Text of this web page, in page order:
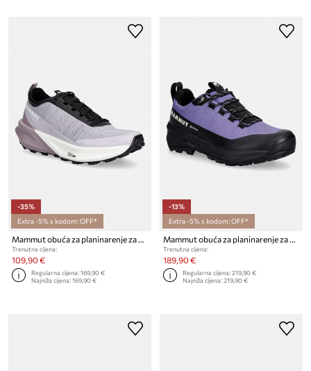
-35%
Extra -5% s kodom: OFF*
Mammut obuća za planinarenje za žene Aenergy Trail All Mountain Low
Trenutna cijena:
109,90 €
Regularna cijena:169,90 €
Najniža cijena:169,90 €
-13%
Extra -5% s kodom: OFF*
Mammut obuća za planinarenje za žene Ducan III Low GTX
Trenutna cijena:
189,90 €
Regularna cijena:219,90 €
Najniža cijena:219,90 €